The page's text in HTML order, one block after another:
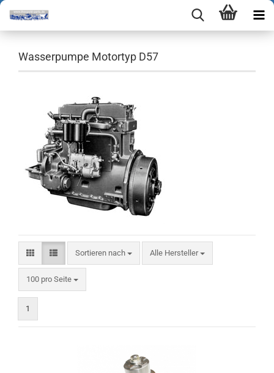
Wasserpumpe Motortyp D57
Sortieren nach
Sortieren nach Alle Hersteller
100 pro Seite
pro Seite
1